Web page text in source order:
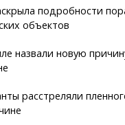
подробности
объектов
назвали новую
расстреляли